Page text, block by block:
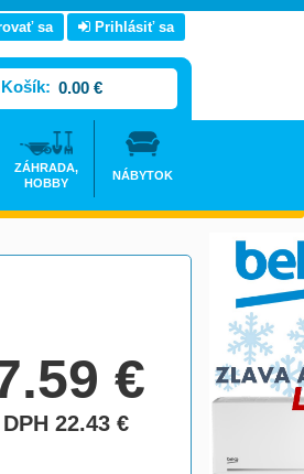
€
DPH 22.43€
sa Prihlásiť sa
Košík: 0.00 €
ZÁHRADA,
HOBBY
NÁBYTOK